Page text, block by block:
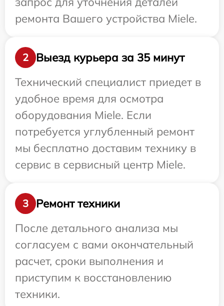
ремонта Вашего устройства Miele.
2
Выезд курьера за 35 минут
Технический специалист приедет в
удобное время для осмотра
оборудования Miele. Если
потребуется углубленный ремонт
мы бесплатно доставим технику в
сервис в сервисный центр Miele.
3
Ремонт техники
После детального анализа мы
согласуем с вами окончательный
расчет, сроки выполнения и
приступим к восстановлению
техники.